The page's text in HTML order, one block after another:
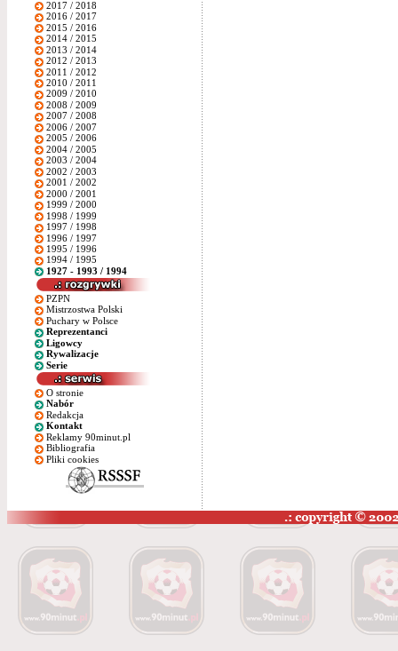
2017 / 2018
2016 / 2017
2015 / 2016
2014 / 2015
2013 / 2014
2012 / 2013
2011 / 2012
2010 / 2011
2009 / 2010
2008 / 2009
2007 / 2008
2006 / 2007
2005 / 2006
2004 / 2005
2003 / 2004
2002 / 2003
2001 / 2002
2000 / 2001
1999 / 2000
1998 / 1999
1997 / 1998
1996 / 1997
1995 / 1996
1994 / 1995
1927 - 1993 / 1994
PZPN
Mistrzostwa Polski
Puchary w Polsce
Reprezentanci
Ligowcy
Rywalizacje
Serie
O stronie
Nabór
Redakcja
Kontakt
Reklamy 90minut.pl
Bibliografia
Pliki cookies